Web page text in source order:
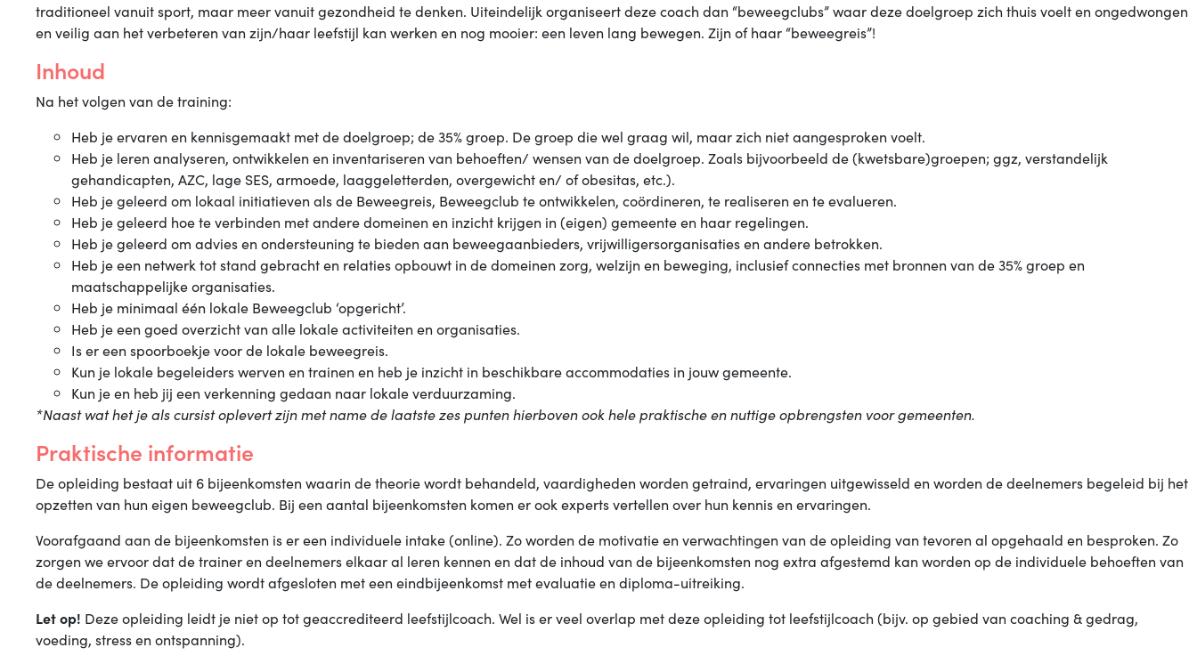
traditioneel vanuit sport, maar meer vanuit gezondheid te denken. Uiteindelijk organiseert deze coach dan “beweegclubs” waar deze doelgroep zich thuis voelt en ongedwongen
en veilig aan het verbeteren van zijn/haar leefstijl kan werken en nog mooier: een leven lang bewegen. Zijn of haar “beweegreis”!
Inhoud
Na het volgen van de training:
Heb je ervaren en kennisgemaakt met de doelgroep; de 35% groep. De groep die wel graag wil, maar zich niet aangesproken voelt.
Heb je leren analyseren, ontwikkelen en inventariseren van behoeften/ wensen van de doelgroep. Zoals bijvoorbeeld de (kwetsbare)groepen; ggz, verstandelijk
gehandicapten, AZC, lage SES, armoede, laaggeletterden, overgewicht en/ of obesitas, etc.).
Heb je geleerd om lokaal initiatieven als de Beweegreis, Beweegclub te ontwikkelen, coördineren, te realiseren en te evalueren.
Heb je geleerd hoe te verbinden met andere domeinen en inzicht krijgen in (eigen) gemeente en haar regelingen.
Heb je geleerd om advies en ondersteuning te bieden aan beweegaanbieders, vrijwilligersorganisaties en andere betrokken.
Heb je een netwerk tot stand gebracht en relaties opbouwt in de domeinen zorg, welzijn en beweging, inclusief connecties met bronnen van de 35% groep en
maatschappelijke organisaties.
Heb je minimaal één lokale Beweegclub ‘opgericht’.
Heb je een goed overzicht van alle lokale activiteiten en organisaties.
Is er een spoorboekje voor de lokale beweegreis.
Kun je lokale begeleiders werven en trainen en heb je inzicht in beschikbare accommodaties in jouw gemeente.
Kun je en heb jij een verkenning gedaan naar lokale verduurzaming.
*Naast wat het je als cursist oplevert zijn met name de laatste zes punten hierboven ook hele praktische en nuttige opbrengsten voor gemeenten.
Praktische informatie
De opleiding bestaat uit 6 bijeenkomsten waarin de theorie wordt behandeld, vaardigheden worden getraind, ervaringen uitgewisseld en worden de deelnemers begeleid bij het
opzetten van hun eigen beweegclub. Bij een aantal bijeenkomsten komen er ook experts vertellen over hun kennis en ervaringen.
Voorafgaand aan de bijeenkomsten is er een individuele intake (online). Zo worden de motivatie en verwachtingen van de opleiding van tevoren al opgehaald en besproken. Zo
zorgen we ervoor dat de trainer en deelnemers elkaar al leren kennen en dat de inhoud van de bijeenkomsten nog extra afgestemd kan worden op de individuele behoeften van
de deelnemers. De opleiding wordt afgesloten met een eindbijeenkomst met evaluatie en diploma-uitreiking.
Let op! Deze opleiding leidt je niet op tot geaccrediteerd leefstijlcoach. Wel is er veel overlap met deze opleiding tot leefstijlcoach (bijv. op gebied van coaching & gedrag,
voeding, stress en ontspanning).